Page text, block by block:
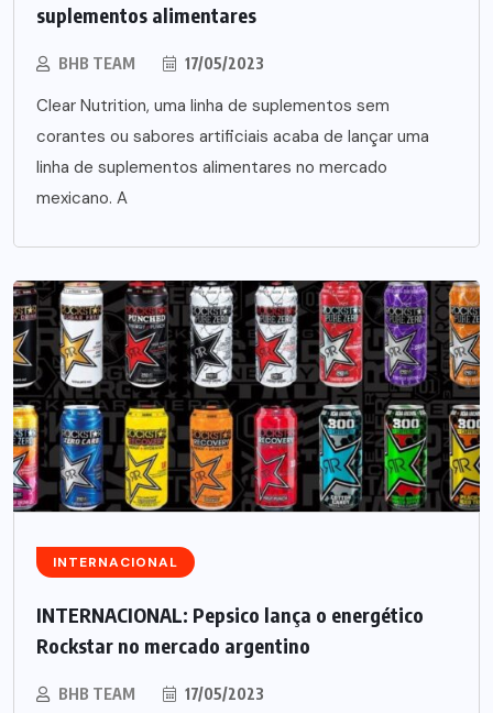
suplementos alimentares
BHB TEAM 17/05/2023
Clear Nutrition, uma linha de suplementos sem
corantes ou sabores artificiais acaba de lançar uma
linha de suplementos alimentares no mercado
mexicano. A
INTERNACIONAL
INTERNACIONAL: Pepsico lança o energético
Rockstar no mercado argentino
BHB TEAM 17/05/2023